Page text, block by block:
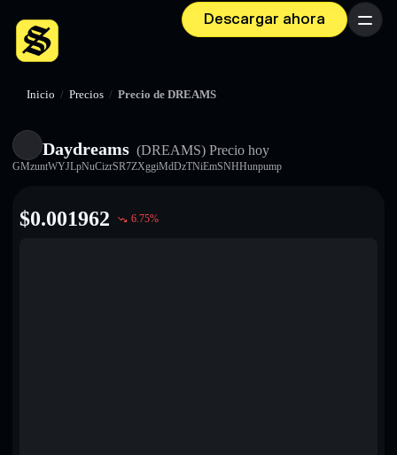
Descargar ahora Menú
Inicio / Precios / Precio de DREAMS
Daydreams (DREAMS) Precio hoy
GMzuntWYJLpNuCizrSR7ZXggiMdDzTNiEmSNHHunpump
$0.001962 6.75%